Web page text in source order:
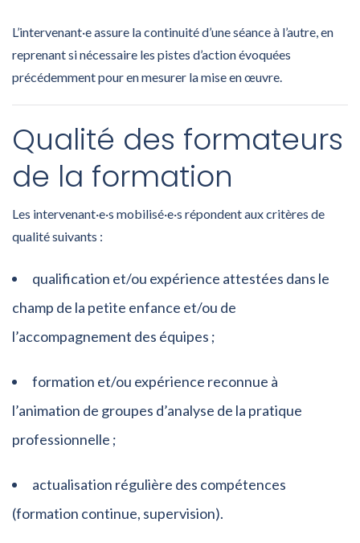
L’intervenant·e assure la continuité d’une séance à l’autre, en
reprenant si nécessaire les pistes d’action évoquées
précédemment pour en mesurer la mise en œuvre.
Qualité des formateurs
de la formation
Les intervenant·e·s mobilisé·e·s répondent aux critères de
qualité suivants :
qualification et/ou expérience attestées dans le
champ de la petite enfance et/ou de
l’accompagnement des équipes ;
formation et/ou expérience reconnue à
l’animation de groupes d’analyse de la pratique
professionnelle ;
actualisation régulière des compétences
(formation continue, supervision).